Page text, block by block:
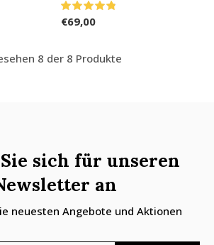
€69,00
8 der 8 Produkte
sich für unseren
an
neuesten Angebote und Aktionen